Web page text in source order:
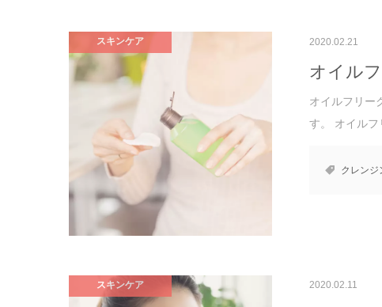
スキンケア 2020.02.21
オイル
オイルフリー
す。 オイルフ
クレンジ
スキンケア 2020.02.11